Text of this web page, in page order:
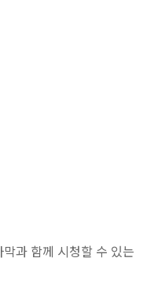
과 함께 시청할 수 있는